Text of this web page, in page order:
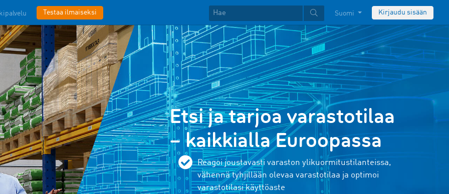
Testaa ilmaiseksi Suomi Kirjaudu sisään
Etsi ja tarjoa varastotilaa
– kaikkialla Euroopassa
Reagoi joustavasti varaston ylikuormitustilanteissa,
vähennä tyhjillään olevaa varastotilaa ja optimoi
varastotilasi käyttöaste